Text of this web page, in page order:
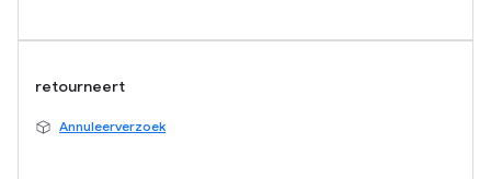
retourneert
Annuleerverzoek